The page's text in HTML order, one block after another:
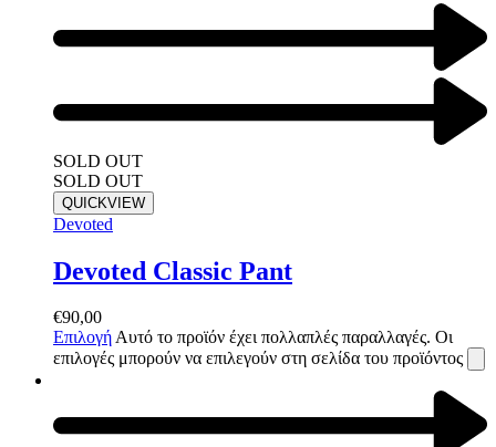
SOLD OUT
SOLD OUT
QUICKVIEW
Devoted
Devoted Classic Pant
€90,00
ΕπιλογήΑυτό το προϊόν έχει πολλαπλές παραλλαγές. Οι
επιλογές μπορούν να επιλεγούν στη σελίδα του προϊόντος